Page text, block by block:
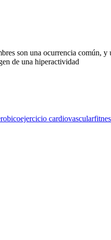
son una ocurrencia
de una hiperactividad
ejercicio cardiovascular